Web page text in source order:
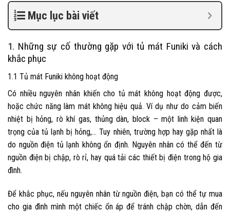
Mục lục bài viết
1. Những sự cố thường gặp vớitủ mát Funiki và cách
khắc phục
1.1 Tủ mát Funiki không hoạt động
Có nhiều nguyên nhân khiến cho tủ mát không hoạt động được,
hoặc chức năng làm mát không hiệu quả. Ví dụ như do cảm biến
nhiệt bị hỏng, rò khí gas, thủng dàn, block – một linh kiện quan
trọng của tủ lạnh bị hỏng,… Tuy nhiên, trường hợp hay gặp nhất là
do nguồn điện tủ lạnh không ổn định. Nguyên nhân có thể đến từ
nguồn điện bị chập, rò rỉ, hay quá tải các thiết bị điện trong hộ gia
đình.
Để khắc phục, nếu nguyên nhân từ nguồn điện, bạn có thể tự mua
cho gia đình mình một chiếc ổn áp để tránh chập chờn, dẫn đến